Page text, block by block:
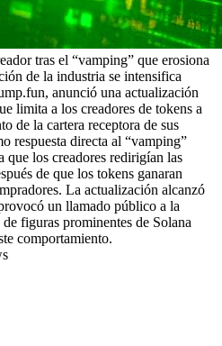
tras el “vamping” que erosiona
de la industria se intensifica
anunció una actualización
limita a los creadores de tokens a
de la cartera receptora de sus
respuesta directa al “vamping”
que los creadores redirigían las
de que los tokens ganaran
La actualización alcanzó
un llamado público a la
figuras prominentes de Solana
comportamiento.